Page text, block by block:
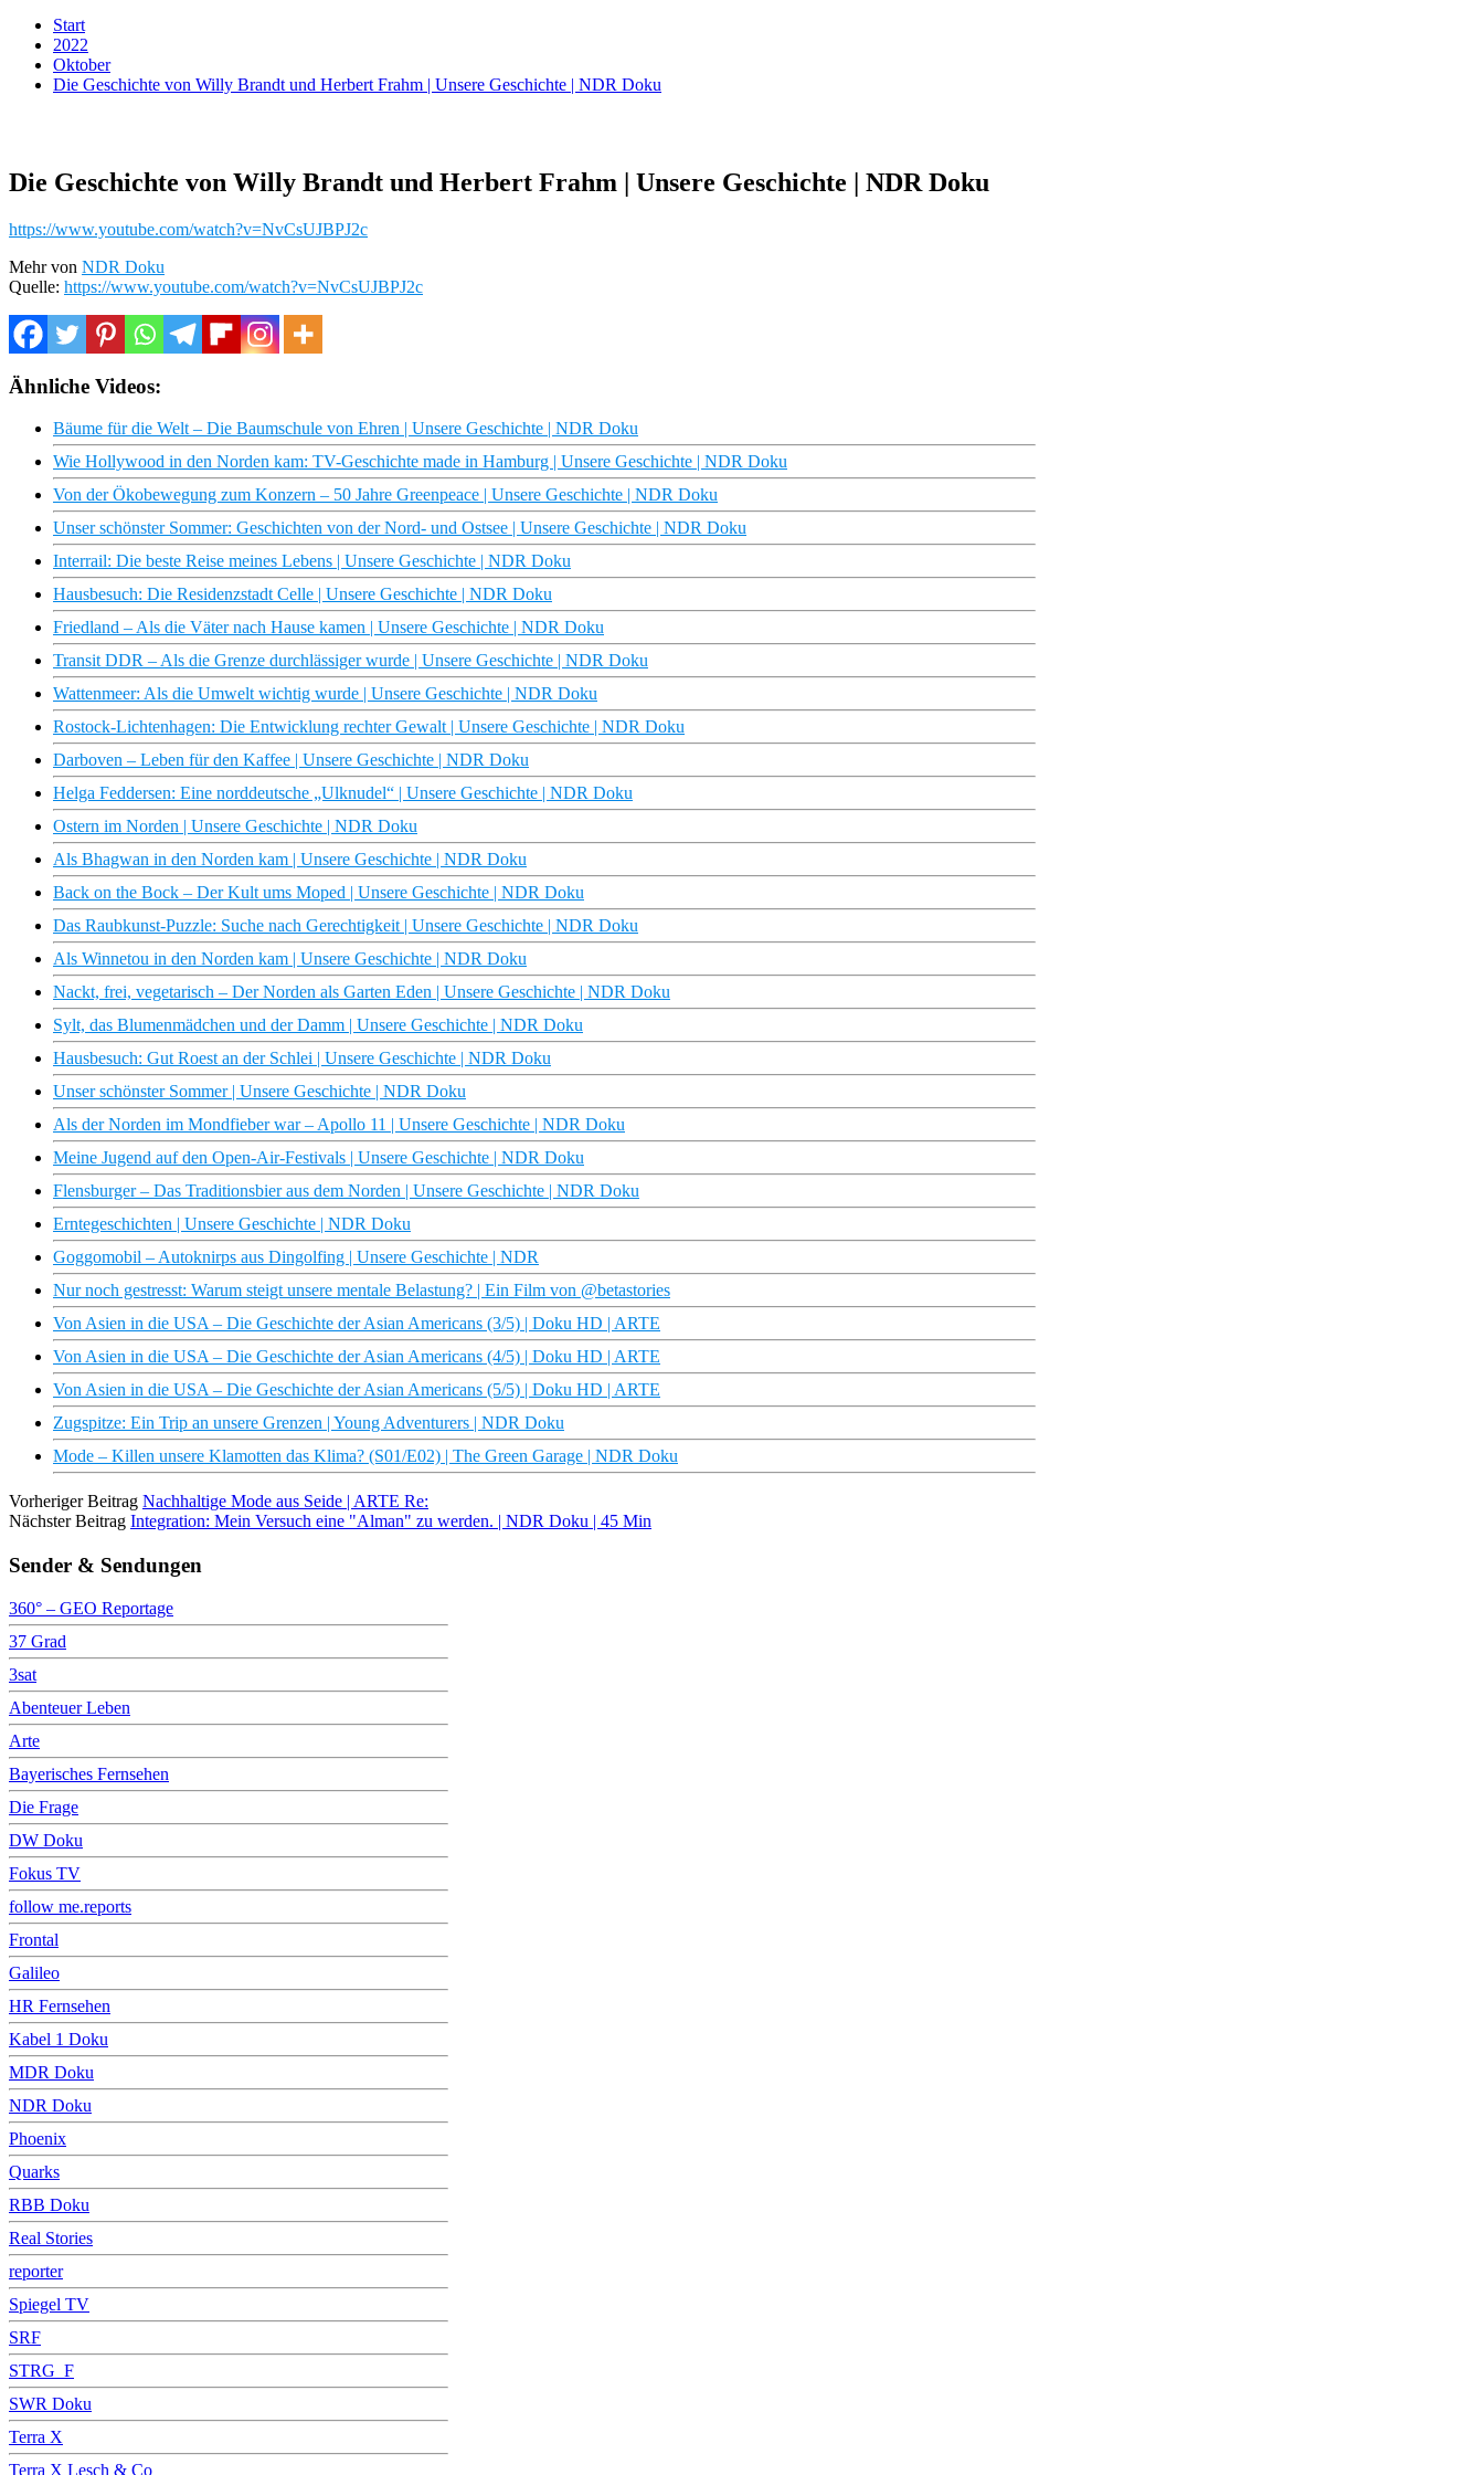
Start
2022
Oktober
Die Geschichte von Willy Brandt und Herbert Frahm | Unsere Geschichte | NDR Doku
Die Geschichte von Willy Brandt und Herbert Frahm | Unsere Geschichte | NDR Doku
https://www.youtube.com/watch?v=NvCsUJBPJ2c
Mehr von NDR Doku
Quelle: https://www.youtube.com/watch?v=NvCsUJBPJ2c
Ähnliche Videos:
Bäume für die Welt – Die Baumschule von Ehren | Unsere Geschichte | NDR Doku
Wie Hollywood in den Norden kam: TV-Geschichte made in Hamburg | Unsere Geschichte | NDR Doku
Von der Ökobewegung zum Konzern – 50 Jahre Greenpeace | Unsere Geschichte | NDR Doku
Unser schönster Sommer: Geschichten von der Nord- und Ostsee | Unsere Geschichte | NDR Doku
Interrail: Die beste Reise meines Lebens | Unsere Geschichte | NDR Doku
Hausbesuch: Die Residenzstadt Celle | Unsere Geschichte | NDR Doku
Friedland – Als die Väter nach Hause kamen | Unsere Geschichte | NDR Doku
Transit DDR – Als die Grenze durchlässiger wurde | Unsere Geschichte | NDR Doku
Wattenmeer: Als die Umwelt wichtig wurde | Unsere Geschichte | NDR Doku
Rostock-Lichtenhagen: Die Entwicklung rechter Gewalt | Unsere Geschichte | NDR Doku
Darboven – Leben für den Kaffee | Unsere Geschichte | NDR Doku
Helga Feddersen: Eine norddeutsche „Ulknudel“ | Unsere Geschichte | NDR Doku
Ostern im Norden | Unsere Geschichte | NDR Doku
Als Bhagwan in den Norden kam | Unsere Geschichte | NDR Doku
Back on the Bock – Der Kult ums Moped | Unsere Geschichte | NDR Doku
Das Raubkunst-Puzzle: Suche nach Gerechtigkeit | Unsere Geschichte | NDR Doku
Als Winnetou in den Norden kam | Unsere Geschichte | NDR Doku
Nackt, frei, vegetarisch – Der Norden als Garten Eden | Unsere Geschichte | NDR Doku
Sylt, das Blumenmädchen und der Damm | Unsere Geschichte | NDR Doku
Hausbesuch: Gut Roest an der Schlei | Unsere Geschichte | NDR Doku
Unser schönster Sommer | Unsere Geschichte | NDR Doku
Als der Norden im Mondfieber war – Apollo 11 | Unsere Geschichte | NDR Doku
Meine Jugend auf den Open-Air-Festivals | Unsere Geschichte | NDR Doku
Flensburger – Das Traditionsbier aus dem Norden | Unsere Geschichte | NDR Doku
Erntegeschichten | Unsere Geschichte | NDR Doku
Goggomobil – Autoknirps aus Dingolfing | Unsere Geschichte | NDR
Nur noch gestresst: Warum steigt unsere mentale Belastung? | Ein Film von @betastories
Von Asien in die USA – Die Geschichte der Asian Americans (3/5) | Doku HD | ARTE
Von Asien in die USA – Die Geschichte der Asian Americans (4/5) | Doku HD | ARTE
Von Asien in die USA – Die Geschichte der Asian Americans (5/5) | Doku HD | ARTE
Zugspitze: Ein Trip an unsere Grenzen | Young Adventurers | NDR Doku
Mode – Killen unsere Klamotten das Klima? (S01/E02) | The Green Garage | NDR Doku
Vorheriger Beitrag Nachhaltige Mode aus Seide | ARTE Re:
Nächster Beitrag Integration: Mein Versuch eine "Alman" zu werden. | NDR Doku | 45 Min
Sender & Sendungen
360° – GEO Reportage
37 Grad
3sat
Abenteuer Leben
Arte
Bayerisches Fernsehen
Die Frage
DW Doku
Fokus TV
follow me.reports
Frontal
Galileo
HR Fernsehen
Kabel 1 Doku
MDR Doku
NDR Doku
Phoenix
Quarks
RBB Doku
Real Stories
reporter
Spiegel TV
SRF
STRG_F
SWR Doku
Terra X
Terra X Lesch & Co